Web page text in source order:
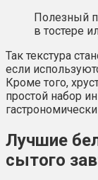
Полезный
в тостере
Так текстура
если
Кроме того,
простой набор
Лучшие
сытого